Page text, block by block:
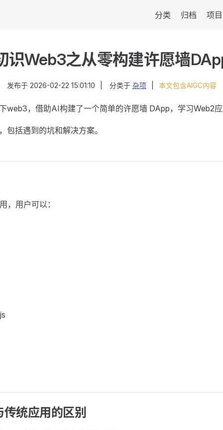
分类 归档 项目
识Web3之从零构建许愿墙
发布于 2026-02-22 15:01:10 分类于 杂项 本文包含AIGC内容
web3，借助AI构建了一个简单的许愿墙 DApp，学习Web2
包括遇到的坑和解决方案。
，用户可以：
统应用的区别